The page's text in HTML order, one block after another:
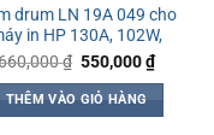
drum LN 19A 049 cho
in HP 130A, 102W,
₫ Giá
là:
660,000 ₫.
550,000₫Giá
hiện
THÊM VÀO GIỎ HÀNG